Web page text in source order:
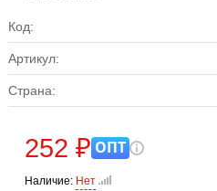
Код:
Артикул:
Страна:
252 ₽ ОПТ
Наличие: Нет